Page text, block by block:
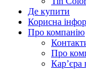
Де купити
Корисна
Про компанію
Про